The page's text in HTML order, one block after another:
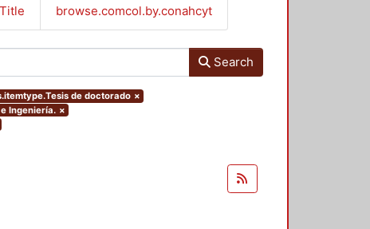
browse.comcol.by.conahcyt
Search
de doctorado ×
Ingeniería. ×